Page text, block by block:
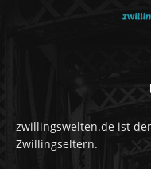
zwillingswelten.de ist
Zwillingseltern.